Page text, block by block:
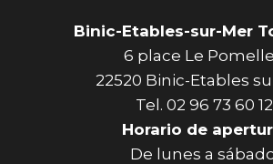
Binic-Etables-sur-Mer
6 place Le
22520 Binic-Etables
Tel. 02 96 73 60 12
Horario de
De lunes a